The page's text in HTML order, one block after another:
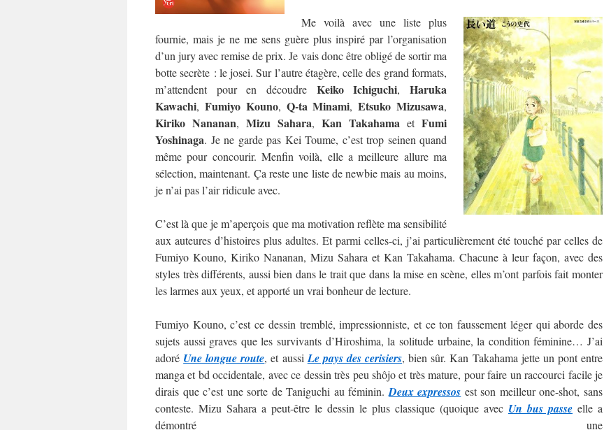
Me voilà avec une liste plus
fournie, mais je ne me sens guère plus inspiré par l’organisation
d’un jury avec remise de prix. Je vais donc être obligé de sortir ma
botte secrète : le josei. Sur l’autre étagère, celle des grand formats,
m’attendent pour en découdre Keiko Ichiguchi,Haruka
Kawachi, Fumiyo Kouno, Q-ta Minami,Etsuko Mizusawa,
Kiriko Nananan, Mizu Sahara, Kan Takahama et Fumi
Yoshinaga. Je ne garde pas Kei Toume, c’est trop seinen quand
même pour concourir. Menfin voilà, elle a meilleure allure ma
sélection, maintenant. Ça reste une liste de newbie mais au moins,
je n’ai pas l’air ridicule avec.
C’est là que je m’aperçois que ma motivation reflète ma sensibilité
aux auteures d’histoires plus adultes. Et parmi celles-ci, j’ai particulièrement été touché par celles de
Fumiyo Kouno, Kiriko Nananan, Mizu Sahara et Kan Takahama. Chacune à leur façon, avec des
styles très différents, aussi bien dans le trait que dans la mise en scène, elles m’ont parfois fait monter
les larmes aux yeux, et apporté un vrai bonheur de lecture.
Fumiyo Kouno, c’est ce dessin tremblé, impressionniste, et ce ton faussement léger qui aborde des
sujets aussi graves que les survivants d’Hiroshima, la solitude urbaine, la condition féminine… J’ai
adoré Une longue route, et aussi Le pays des cerisiers, bien sûr. Kan Takahama jette un pont entre
manga et bd occidentale, avec ce dessin très peu shôjo et très mature, pour faire un raccourci facile je
dirais que c’est une sorte de Taniguchi au féminin. Deux expressos est son meilleur one-shot, sans
conteste. Mizu Sahara a peut-être le dessin le plus classique (quoique avec Un bus passe elle a
démontré une